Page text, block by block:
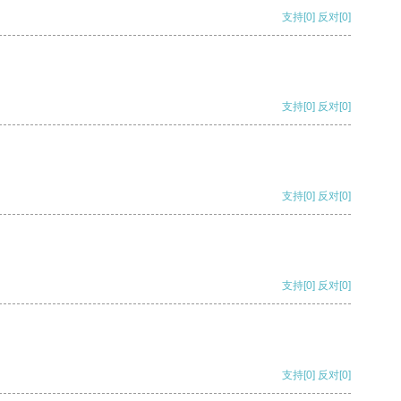
支持[0] 反对[0]
支持[0] 反对[0]
支持[0] 反对[0]
支持[0] 反对[0]
支持[0] 反对[0]